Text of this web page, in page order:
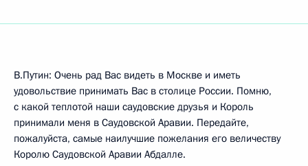
В.Путин: Очень рад Вас видеть в Москве и иметь
удовольствие принимать Вас в столице России. Помню,
с какой теплотой наши саудовские друзья и Король
принимали меня в Саудовской Аравии. Передайте,
пожалуйста, самые наилучшие пожелания его величеству
Королю Саудовской Аравии Абдалле.